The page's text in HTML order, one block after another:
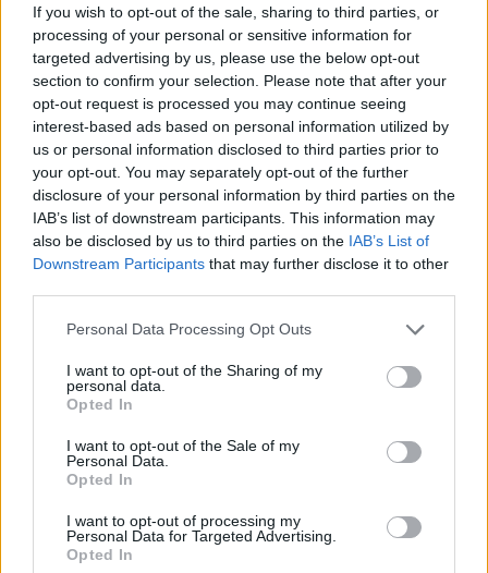
If you wish to opt-out of the sale, sharing to third parties, or
processing of your personal or sensitive information for
targeted advertising by us, please use the below opt-out
section to confirm your selection. Please note that after your
opt-out request is processed you may continue seeing
interest-based ads based on personal information utilized by
us or personal information disclosed to third parties prior to
your opt-out. You may separately opt-out of the further
disclosure of your personal information by third parties on the
IAB’s list of downstream participants. This information may
also be disclosed by us to third parties on the IAB’s List of
Downstream Participants that may further disclose it to other
Personal Data Processing Opt Outs
I want to opt-out of the Sharing of my
personal data.
Opted In
I want to opt-out of the Sale of my
Personal Data.
Opted In
I want to opt-out of processing my
Personal Data for Targeted Advertising.
Opted In
(pénzügyi eszköz) keretösszege legfeljebb 10
milliárd forint lehet, ügyletenként pedig legalább
10 millió forintot, legfeljebb 1,5 milliárd forintot
tehet ki a kért összeg.
Kapcsolódó cikkünk2015.08.30Hatalmas EU-s
pályázatokat hirdetett meg a kormány!A Széchenyi 2020
keretében ma megjelent a "GINOP-8.2.1-2015" kódszámú,
opcionálisan választható támogatott beruházási hitel az
"Újgenerációs NGA és felhordó hálózatok fejlesztése" című
(GINOP-3.4.1-2015 kódszámú) felhívás vissza nem
térítendő támogatásához. A támogatott beruházási...
KEDVES OLVASÓNK!
A keresett cikk a portfolio.hu hírarchívumához
tartozik, melynek olvasása előfizetéses
regisztrációhoz kötött.
Portfolio.hu teljes cikkarchívum
Kötéslisták: BÉT elmúlt 2 év napon belüli